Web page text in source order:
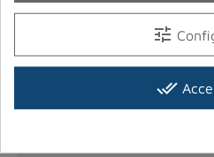
Entretenir le
comment faire ?
Vous vous demandez
tune
done_all